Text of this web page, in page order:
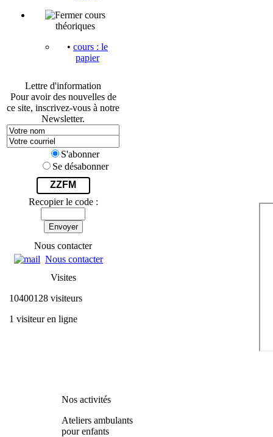
cours
théoriques
• cours : le
papier
Lettre d'information
Pour avoir des nouvelles de
ce site, inscrivez-vous à notre
Newsletter.
S'abonner
Se désabonner
ZZFM
Recopier le code :
Envoyer
Nous contacter
Nous contacter
Visites
10400128 visiteurs
1 visiteur en ligne
Nos activités
Ateliers ambulants
pour enfants